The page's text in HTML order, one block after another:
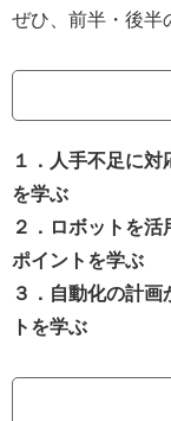
ぜひ、前半・後半
１．人手不足に
を学ぶ
２．ロボットを
ポイントを学ぶ
３．自動化の計
トを学ぶ